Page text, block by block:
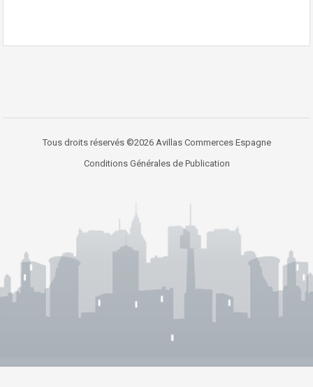
Tous droits réservés ©2026 Avillas Commerces Espagne
Conditions Générales de Publication